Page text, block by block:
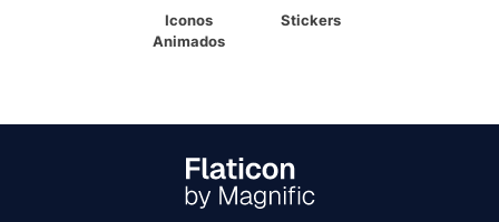
Iconos
Animados
Stickers